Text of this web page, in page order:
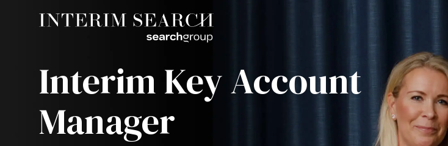
Interim Key Account
Manager